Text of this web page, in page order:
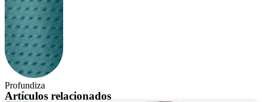
Profundiza
Artículos relacionados